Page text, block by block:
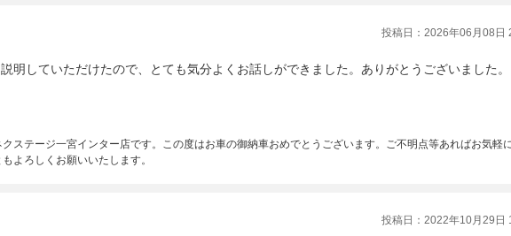
投稿日：2026年06月08日
明していただけたので、とても気分よくお話しができました。ありがとうございました。
ステージ一宮インター店です。この度はお車の御納車おめでとうございます。ご不明点等あればお気軽
よろしくお願いいたします。
投稿日：2022年10月29日